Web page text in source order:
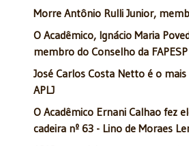
Morre Antônio Rulli Junior,
O Acadêmico, Ignácio Maria
membro do Conselho da FAPESP
José Carlos Costa Netto é o
APLJ
O Acadêmico Ernani Calhao fez
cadeira nº 63 - Lino de Moraes